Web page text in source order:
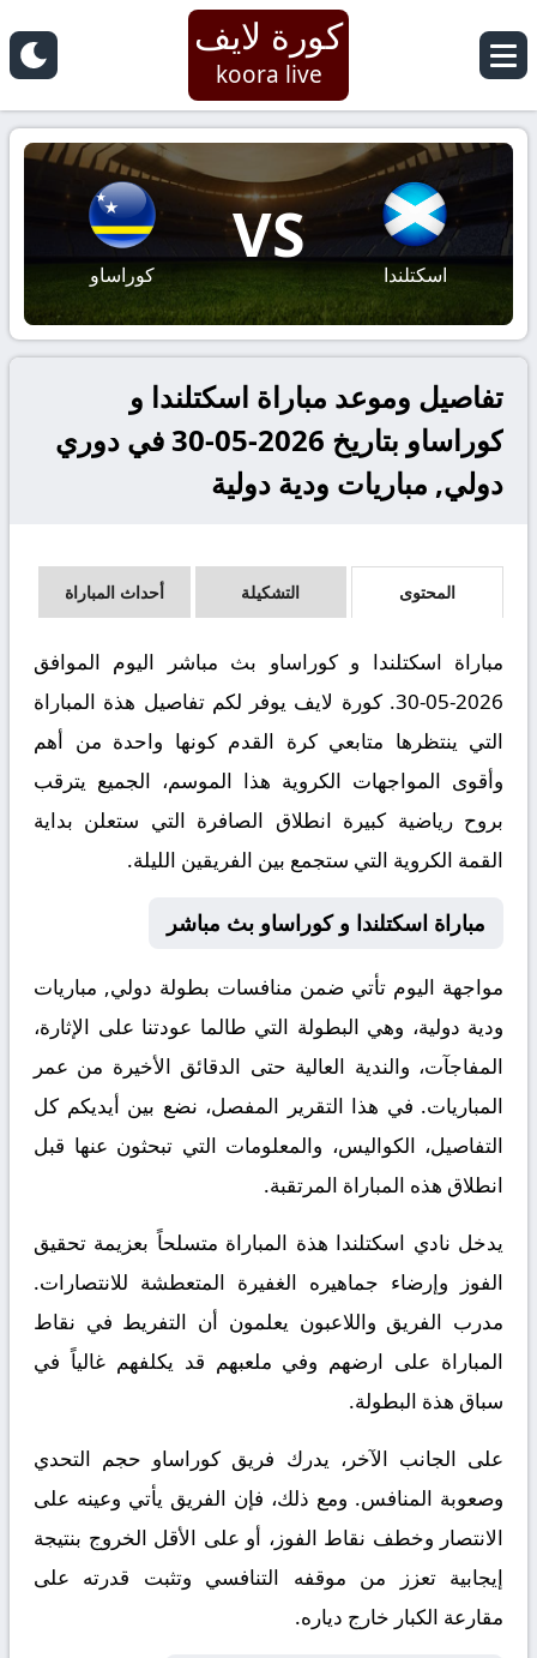
كورة لايف
koora live
اسكتلندا
VS
كوراساو
تفاصيل وموعد مباراة اسكتلندا و
كوراساو بتاريخ 2026-05-30 في دوري
دولي, مباريات ودية دولية
المحتوى التشكيلة أحداث المباراة
مباراة اسكتلندا و كوراساو بث مباشر اليوم الموافق
2026-05-30. كورة لايف يوفر لكم تفاصيل هذة المباراة
التي ينتظرها متابعي كرة القدم كونها واحدة من أهم
وأقوى المواجهات الكروية هذا الموسم، الجميع يترقب
بروح رياضية كبيرة انطلاق الصافرة التي ستعلن بداية
القمة الكروية التي ستجمع بين الفريقين الليلة.
مباراة اسكتلندا و كوراساو بث مباشر
مواجهة اليوم تأتي ضمن منافسات بطولة دولي, مباريات
ودية دولية، وهي البطولة التي طالما عودتنا على الإثارة،
المفاجآت، والندية العالية حتى الدقائق الأخيرة من عمر
المباريات. في هذا التقرير المفصل، نضع بين أيديكم كل
التفاصيل، الكواليس، والمعلومات التي تبحثون عنها قبل
انطلاق هذه المباراة المرتقبة.
يدخل نادي اسكتلندا هذة المباراة متسلحاً بعزيمة تحقيق
الفوز وإرضاء جماهيره الغفيرة المتعطشة للانتصارات.
مدرب الفريق واللاعبون يعلمون أن التفريط في نقاط
المباراة على ارضهم وفي ملعبهم قد يكلفهم غالياً في
سباق هذة البطولة.
على الجانب الآخر، يدرك فريق كوراساو حجم التحدي
وصعوبة المنافس. ومع ذلك، فإن الفريق يأتي وعينه على
الانتصار وخطف نقاط الفوز، أو على الأقل الخروج بنتيجة
إيجابية تعزز من موقفه التنافسي وتثبت قدرته على
مقارعة الكبار خارج دياره.